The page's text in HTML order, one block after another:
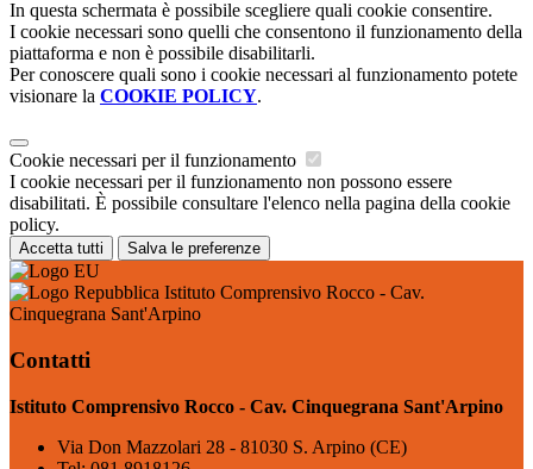
In questa schermata è possibile scegliere quali cookie consentire.
I cookie necessari sono quelli che consentono il funzionamento della
piattaforma e non è possibile disabilitarli.
Per conoscere quali sono i cookie necessari al funzionamento potete
visionare la COOKIE POLICY.
Cookie necessari per il funzionamento
I cookie necessari per il funzionamento non possono essere
disabilitati. È possibile consultare l'elenco nella pagina della cookie
policy.
Accetta tutti Salva le preferenze
Istituto Comprensivo Rocco - Cav.
Cinquegrana Sant'Arpino
Contatti
Istituto Comprensivo Rocco - Cav. Cinquegrana Sant'Arpino
Via Don Mazzolari 28 - 81030 S. Arpino (CE)